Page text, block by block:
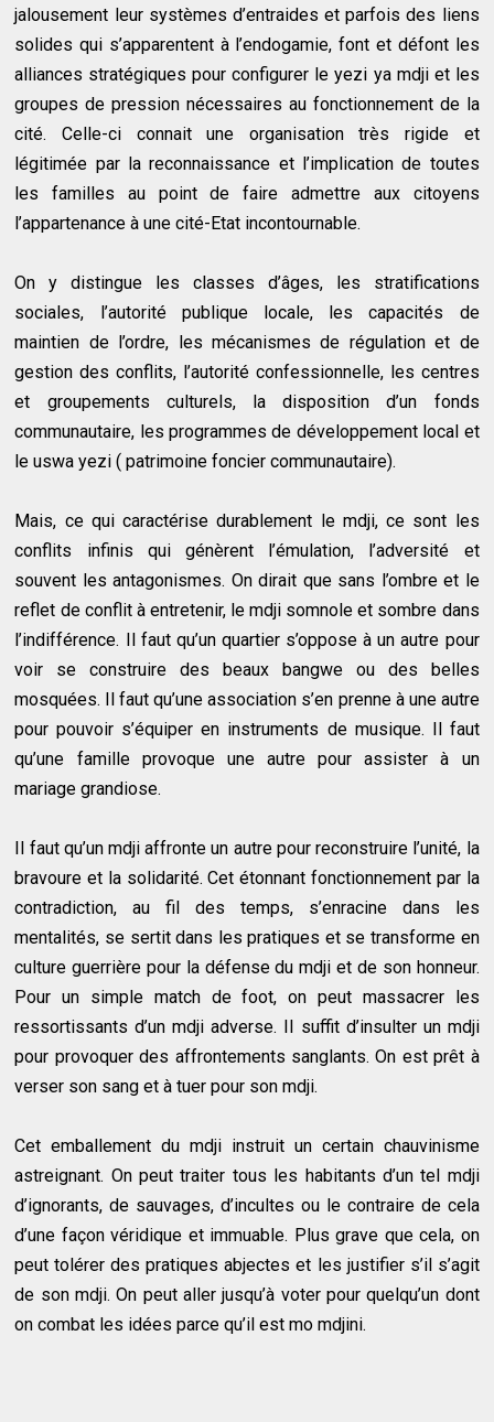
jalousement leur systèmes d’entraides et parfois des liens
solides qui s’apparentent à l’endogamie, font et défont les
alliances stratégiques pour configurer le yezi ya mdji et les
groupes de pression nécessaires au fonctionnement de la
cité. Celle-ci connait une organisation très rigide et
légitimée par la reconnaissance et l’implication de toutes
les familles au point de faire admettre aux citoyens
l’appartenance à une cité-Etat incontournable.
On y distingue les classes d’âges, les stratifications
sociales, l’autorité publique locale, les capacités de
maintien de l’ordre, les mécanismes de régulation et de
gestion des conflits, l’autorité confessionnelle, les centres
et groupements culturels, la disposition d’un fonds
communautaire, les programmes de développement local et
le uswa yezi ( patrimoine foncier communautaire).
Mais, ce qui caractérise durablement le mdji, ce sont les
conflits infinis qui génèrent l’émulation, l’adversité et
souvent les antagonismes. On dirait que sans l’ombre et le
reflet de conflit à entretenir, le mdji somnole et sombre dans
l’indifférence. Il faut qu’un quartier s’oppose à un autre pour
voir se construire des beaux bangwe ou des belles
mosquées. Il faut qu’une association s’en prenne à une autre
pour pouvoir s’équiper en instruments de musique. Il faut
qu’une famille provoque une autre pour assister à un
mariage grandiose.
Il faut qu’un mdji affronte un autre pour reconstruire l’unité, la
bravoure et la solidarité. Cet étonnant fonctionnement par la
contradiction, au fil des temps, s’enracine dans les
mentalités, se sertit dans les pratiques et se transforme en
culture guerrière pour la défense du mdji et de son honneur.
Pour un simple match de foot, on peut massacrer les
ressortissants d’un mdji adverse. Il suffit d’insulter un mdji
pour provoquer des affrontements sanglants. On est prêt à
verser son sang et à tuer pour son mdji.
Cet emballement du mdji instruit un certain chauvinisme
astreignant. On peut traiter tous les habitants d’un tel mdji
d’ignorants, de sauvages, d’incultes ou le contraire de cela
d’une façon véridique et immuable. Plus grave que cela, on
peut tolérer des pratiques abjectes et les justifier s’il s’agit
de son mdji. On peut aller jusqu’à voter pour quelqu’un dont
on combat les idées parce qu’il est mo mdjini.